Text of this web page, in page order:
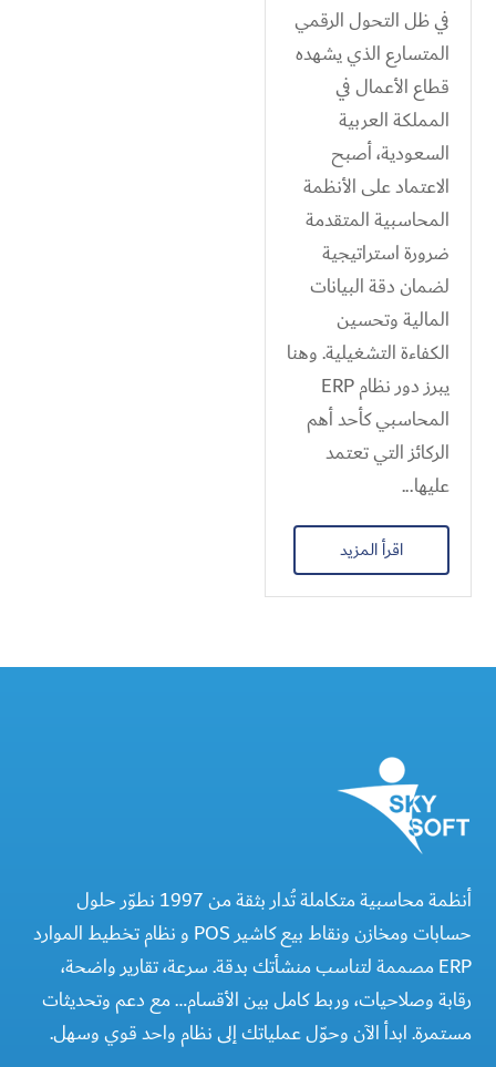
في ظل التحول الرقمي
المتسارع الذي يشهده
قطاع الأعمال في
المملكة العربية
السعودية، أصبح
الاعتماد على الأنظمة
المحاسبية المتقدمة
ضرورة استراتيجية
لضمان دقة البيانات
المالية وتحسين
الكفاءة التشغيلية. وهنا
يبرز دور نظام ERP
المحاسبي كأحد أهم
الركائز التي تعتمد
عليها...
اقرأ المزيد
أنظمة محاسبية متكاملة تُدار بثقة من 1997 نطوّر حلول
حسابات ومخازن ونقاط بيع كاشير POS و نظام تخطيط الموارد
ERP مصممة لتناسب منشأتك بدقة. سرعة، تقارير واضحة،
رقابة وصلاحيات، وربط كامل بين الأقسام… مع دعم وتحديثات
مستمرة. ابدأ الآن وحوّل عملياتك إلى نظام واحد قوي وسهل.